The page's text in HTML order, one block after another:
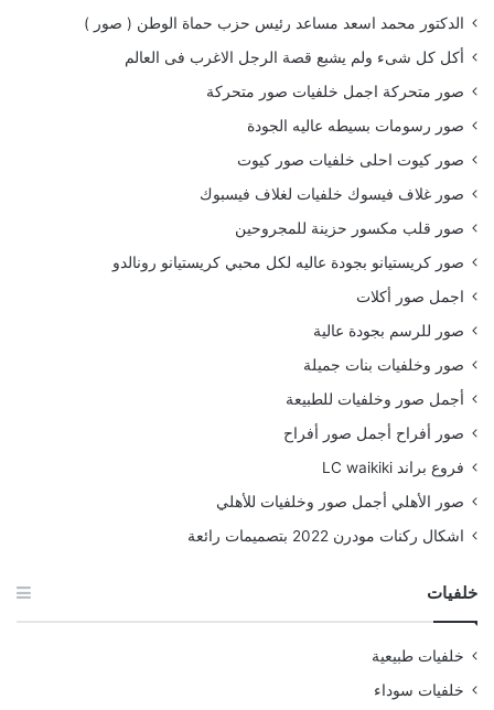
الدكتور محمد اسعد مساعد رئيس حزب حماة الوطن ( صور )
أكل كل شىء ولم يشبع قصة الرجل الاغرب فى العالم
صور متحركة اجمل خلفيات صور متحركة
صور رسومات بسيطه عاليه الجودة
صور كيوت احلى خلفيات صور كيوت
صور غلاف فيسوك خلفيات لغلاف فيسبوك
صور قلب مكسور حزينة للمجروحين
صور كريستيانو بجودة عاليه لكل محبي كريستيانو رونالدو
اجمل صور أكلات
صور للرسم بجودة عالية
صور وخلفيات بنات جميلة
أجمل صور وخلفيات للطبيعة
صور أفراح أجمل صور أفراح
فروع براند LC waikiki
صور الأهلي أجمل صور وخلفيات للأهلي
اشكال ركنات مودرن 2022 بتصميمات رائعة
خلفيات
خلفيات طبيعية
خلفيات سوداء